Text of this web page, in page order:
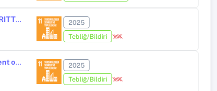
AN EXAMINATION OF GRADUATE THESES AND TR DİZIN ARTICLES WRITTEN ON AGED-FRIENDLY CITIES IN TÜRKİYE
2025
Tebliğ/Bildiri
How Consistent We Behave as Pedestrian or Driver? Does Traffic Accident or Driving Experience Influence Our Behavior?
2025
Tebliğ/Bildiri